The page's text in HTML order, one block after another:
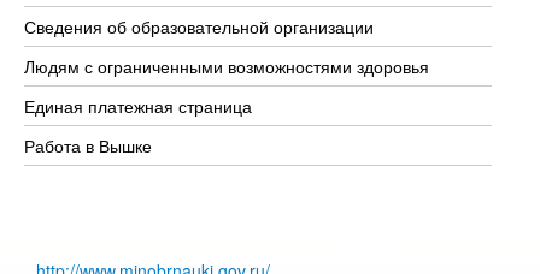
Сведения об образовательной организации
Людям с ограниченными возможностями здоровья
Единая платежная страница
Работа в Вышке